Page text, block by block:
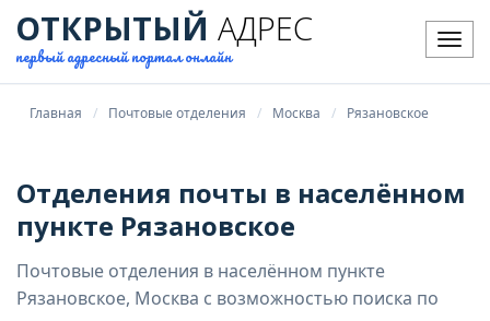
ОТКРЫТЫЙ АДРЕС
первый адресный портал онлайн
Главная Почтовые отделения Москва Рязановское
Отделения почты в населённом
пункте Рязановское
Почтовые отделения в населённом пункте
Рязановское, Москва с возможностью поиска по